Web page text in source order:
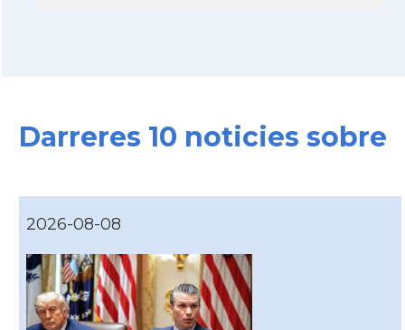
Darreres 10 noticies sobre
2026-08-08